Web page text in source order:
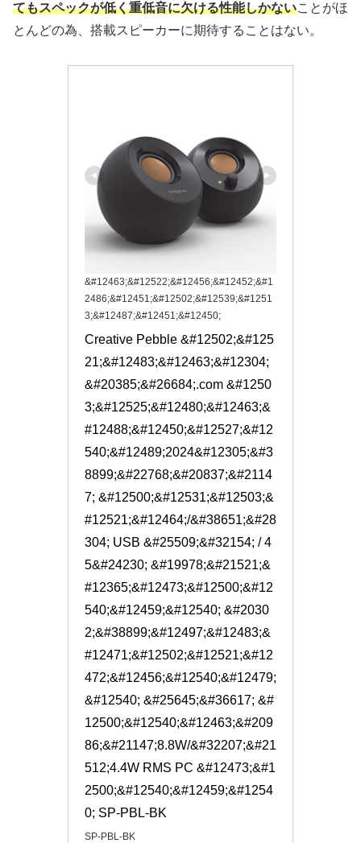
てもスペックが低く重低音に欠ける性能しかないことがほ
とんどの為、搭載スピーカーに期待することはない。
&#12463;&#12522;&#12456;&#12452;&#1
2486;&#12451;&#12502;&#12539;&#1251
3;&#12487;&#12451;&#12450;
Creative Pebble &#12502;&#125
21;&#12483;&#12463;&#12304;
&#20385;&#26684;.com &#1250
3;&#12525;&#12480;&#12463;&
#12488;&#12450;&#12527;&#12
540;&#12489;2024&#12305;&#3
8899;&#22768;&#20837;&#2114
7; &#12500;&#12531;&#12503;&
#12521;&#12464;/&#38651;&#28
304; USB &#25509;&#32154; / 4
5&#24230; &#19978;&#21521;&
#12365;&#12473;&#12500;&#12
540;&#12459;&#12540; &#2030
2;&#38899;&#12497;&#12483;&
#12471;&#12502;&#12521;&#12
472;&#12456;&#12540;&#12479;
&#12540; &#25645;&#36617; &#
12500;&#12540;&#12463;&#209
86;&#21147;8.8W/&#32207;&#21
512;4.4W RMS PC &#12473;&#1
2500;&#12540;&#12459;&#1254
0; SP-PBL-BK
SP-PBL-BK